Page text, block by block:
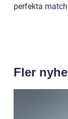
perfekta
Fler